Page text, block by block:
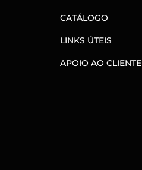
CATÁLOGO
LINKS ÚTEIS
APOIO AO CLIENTE